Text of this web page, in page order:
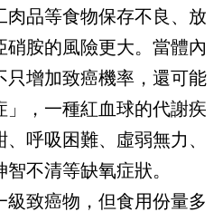
肉品等食物保存不良、放
胺的風險更大。當體內
只增加致癌機率，還可能
」，一種紅血球的代謝疾
呼吸困難、虛弱無力、
不清等缺氧症狀。
致癌物，但食用份量多